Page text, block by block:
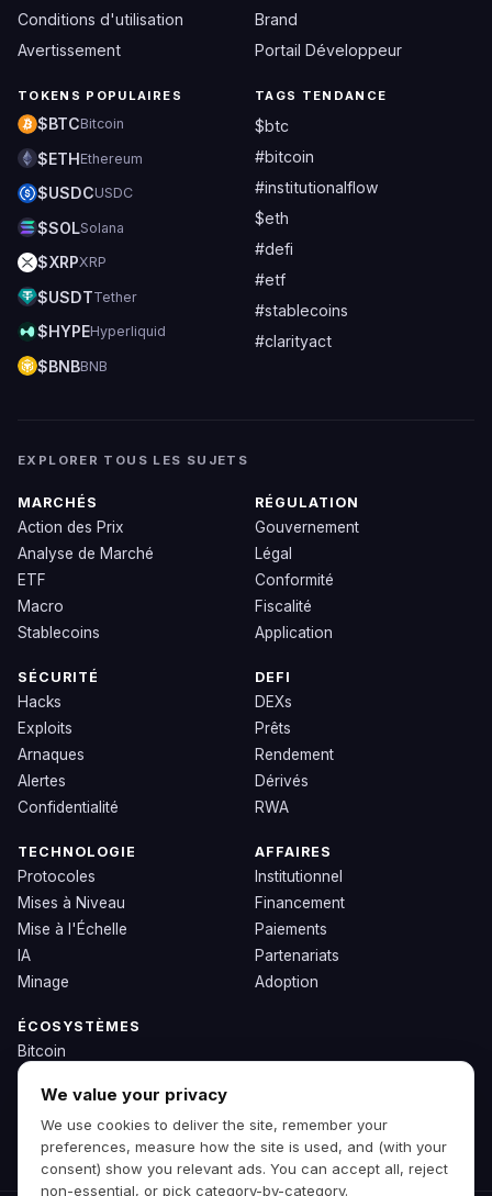
Conditions d'utilisation
Avertissement
Brand
Portail Développeur
TOKENS POPULAIRES
$BTCBitcoin
$ETHEthereum
$USDCUSDC
$SOLSolana
$XRPXRP
$USDTTether
$HYPEHyperliquid
$BNBBNB
TAGS TENDANCE
$btc
#bitcoin
#institutionalflow
$eth
#defi
#etf
#stablecoins
#clarityact
EXPLORER TOUS LES SUJETS
MARCHÉS
Action des Prix
Analyse de Marché
ETF
Macro
Stablecoins
RÉGULATION
Gouvernement
Légal
Conformité
Fiscalité
Application
SÉCURITÉ
Hacks
Exploits
Arnaques
Alertes
Confidentialité
DEFI
DEXs
Prêts
Rendement
Dérivés
RWA
TECHNOLOGIE
Protocoles
Mises à Niveau
Mise à l'Échelle
IA
Minage
AFFAIRES
Institutionnel
Financement
Paiements
Partenariats
Adoption
ÉCOSYSTÈMES
Bitcoin
Ethereum
Solana
BNB
Autres Chaînes
We value your privacy
We use cookies to deliver the site, remember your
preferences, measure how the site is used, and (with your
consent) show you relevant ads. You can accept all, reject
non-essential, or pick category-by-category.